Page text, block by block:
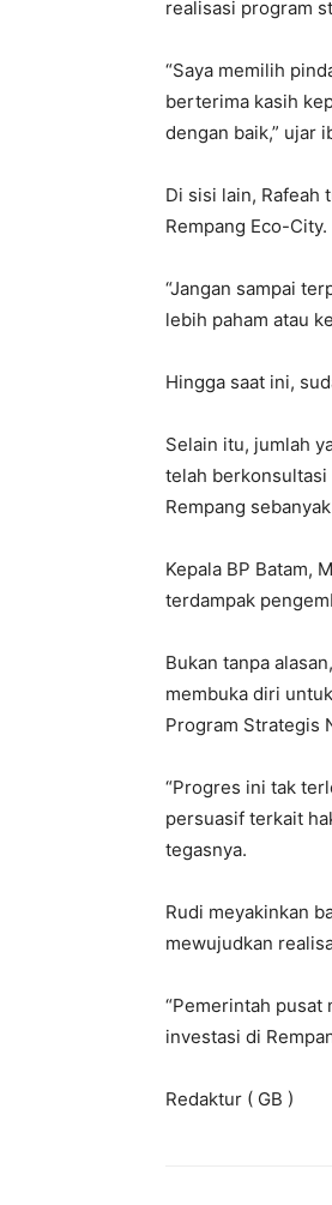
realisasi program
“Saya memilih
berterima kasih
dengan baik,” ujar
Di sisi lain, Rafeah
Rempang Eco-City.
“Jangan sampai
lebih paham atau
Hingga saat ini,
Selain itu, jumlah
telah berkonsultasi
Rempang
Kepala BP Batam,
terdampak
Bukan tanpa
membuka diri
Program Strategis
“Progres ini tak
persuasif terkait
tegasnya.
Rudi meyakinkan
mewujudkan
“Pemerintah pusat
investasi di
Redaktur ( GB )